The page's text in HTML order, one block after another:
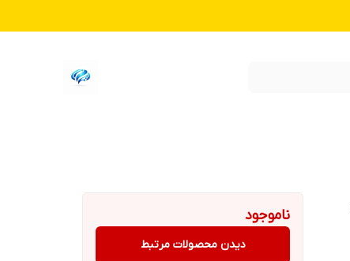
ناموجود
دیدن محصولات مرتبط